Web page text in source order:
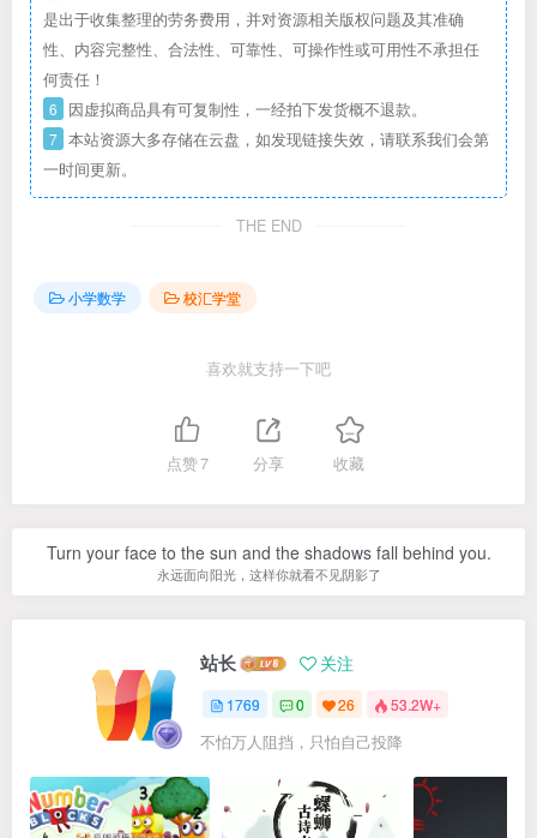
是出于收集整理的劳务费用，并对资源相关版权问题及其准确
性、内容完整性、合法性、可靠性、可操作性或可用性不承担任
何责任！
6 因虚拟商品具有可复制性，一经拍下发货概不退款。
7 本站资源大多存储在云盘，如发现链接失效，请联系我们会第
一时间更新。
THE END
小学数学 校汇学堂
喜欢就支持一下吧
点赞7 分享 收藏
Turn your face to the sun and the shadows fall behind you.
永远面向阳光，这样你就看不见阴影了
站长 关注
1769 0 26 53.2W+
不怕万人阻挡，只怕自己投降